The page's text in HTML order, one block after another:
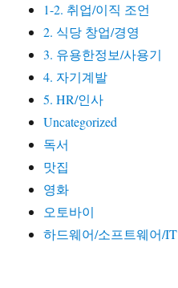
1-2. 취업/이직 조언
2. 식당 창업/경영
3. 유용한정보/사용기
4. 자기계발
5. HR/인사
Uncategorized
독서
맛집
영화
오토바이
하드웨어/소프트웨어/IT